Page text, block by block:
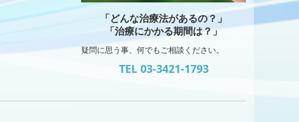
「どんな治療法があるの？」
「治療にかかる期間は？」
疑問に思う事、何でもご相談ください。
TEL 03-3421-1793